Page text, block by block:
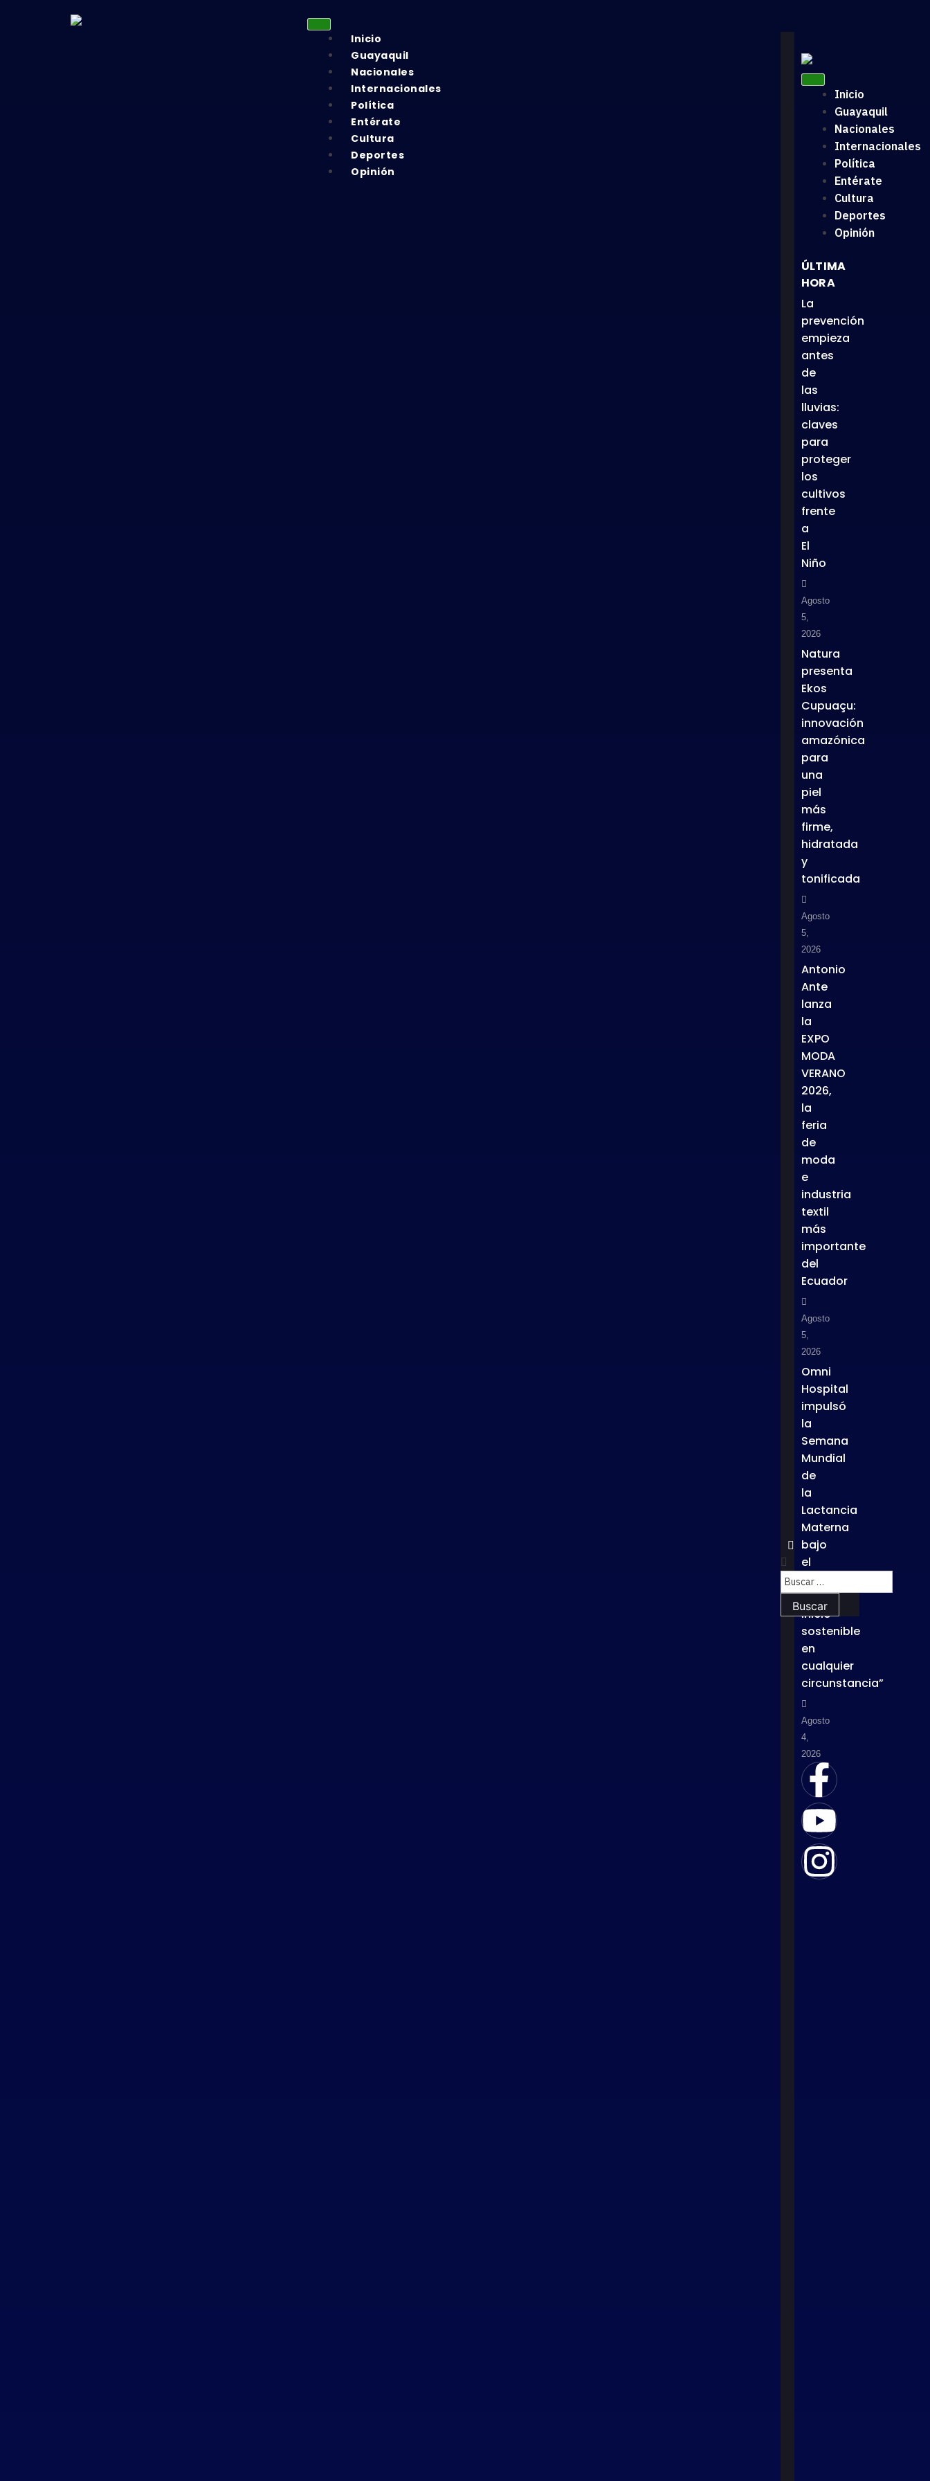
Inicio
Guayaquil
Nacionales
Internacionales
Política
Entérate
Cultura
Deportes
Opinión
Inicio
Guayaquil
Nacionales
Internacionales
Política
Entérate
Cultura
Deportes
Opinión
ÚLTIMA
HORA
La
prevención
empieza
antes
de
las
lluvias:
claves
para
proteger
los
cultivos
frente
a
El
Niño
Agosto
5,
2026
Natura
presenta
Ekos
Cupuaçu:
innovación
amazónica
para
una
piel
más
firme,
hidratada
y
tonificada
Agosto
5,
2026
Antonio
Ante
lanza
la
EXPO
MODA
VERANO
2026,
la
feria
de
moda
e
industria
textil
más
importante
del
Ecuador
Agosto
5,
2026
Omni
Hospital
impulsó
la
Semana
Mundial
de
la
Lactancia
Materna
bajo
el
lema
“Un
inicio
sostenible
en
cualquier
circunstancia”
Agosto
4,
2026